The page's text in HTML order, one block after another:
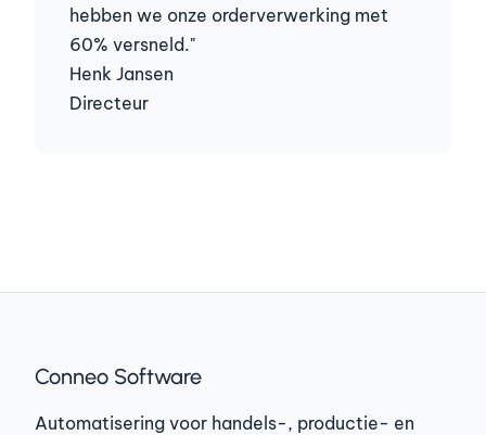
hebben we onze orderverwerking met
60% versneld."
Henk Jansen
Directeur
Conneo Software
Automatisering voor handels-, productie- en